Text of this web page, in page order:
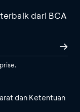
dari BCA
dan Ketentuan